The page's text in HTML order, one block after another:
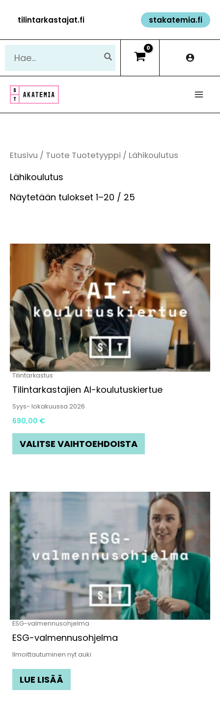
sisältöön
tilintarkastajat.fi stakatemia.fi
Etusivu / Tuote Tuotetyyppi / Lähikoulutus
Lähikoulutus
Näytetään tulokset 1–20 / 25
Tilintarkastus
Tilintarkastajien AI-koulutuskiertue
Syys- lokakuussa 2026
690,00 €
VALITSE VAIHTOEHDOISTA
Tällä
tuotteella
on
useampi
muunnelma.
Voit
tehdä
valinnat
tuotteen
ESG-valmennusohjelma
ESG-valmennusohjelma
Ilmoittautuminen nyt auki
LUE LISÄÄ